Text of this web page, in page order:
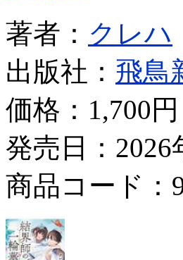
著者： クレハ
出版社： 飛鳥
価格： 1,700円
発売日：2026
商品コード：